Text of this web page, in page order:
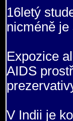
16letý
nicméně
Expozice
AIDS
V Indii je